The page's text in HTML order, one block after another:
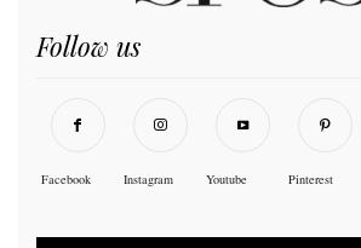
Follow us
Facebook Instagram Youtube Pinterest